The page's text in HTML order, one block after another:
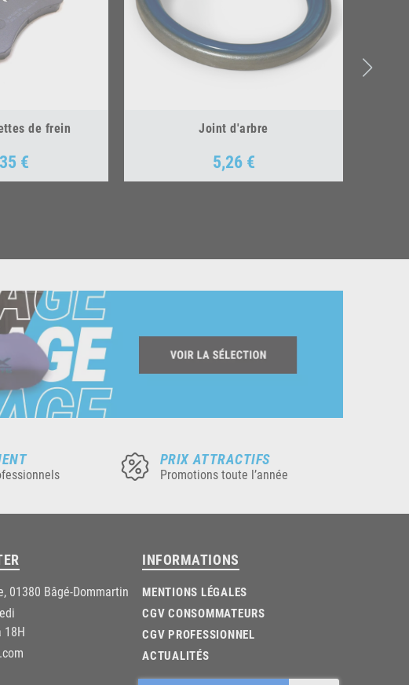
de frein
€
Joint d'arbre
Prix
5,26 €
PRIX ATTRACTIFS
Promotions toute l’année
01380 Bâgé-Dommartin
18H
INFORMATIONS
MENTIONS LÉGALES
CGV CONSOMMATEURS
CGV PROFESSIONNEL
ACTUALITÉS